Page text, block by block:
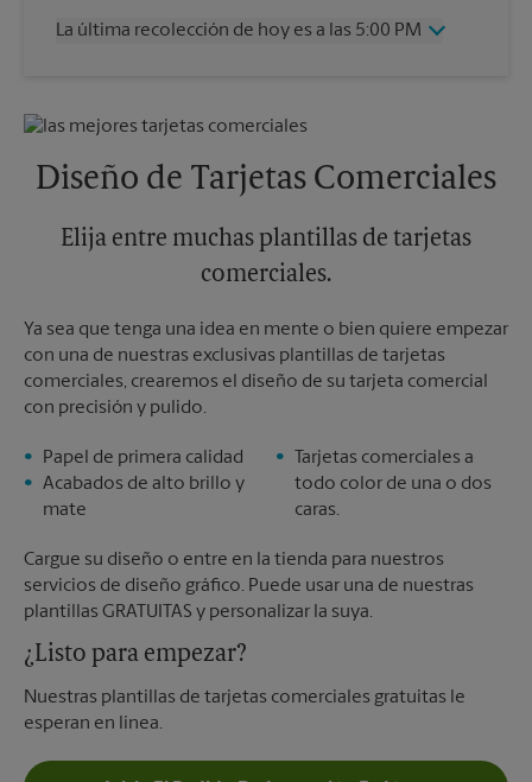
Viernes
5:00 PM
Martes
La última recolección de hoy es a las 5:00 PM
Viernes
5:00 PM
Domingo
Sin Recolección
Martes
5:00 PM
Diseño de Tarjetas Comerciales
Elija entre muchas plantillas de tarjetas
comerciales.
Ya sea que tenga una idea en mente o bien quiere empezar
con una de nuestras exclusivas plantillas de tarjetas
comerciales, crearemos el diseño de su tarjeta comercial
con precisión y pulido.
Papel de primera calidad
Acabados de alto brillo y
mate
Tarjetas comerciales a
todo color de una o dos
caras.
Cargue su diseño o entre en la tienda para nuestros
servicios de diseño gráfico. Puede usar una de nuestras
plantillas GRATUITAS y personalizar la suya.
¿Listo para empezar?
Nuestras plantillas de tarjetas comerciales gratuitas le
esperan en línea.